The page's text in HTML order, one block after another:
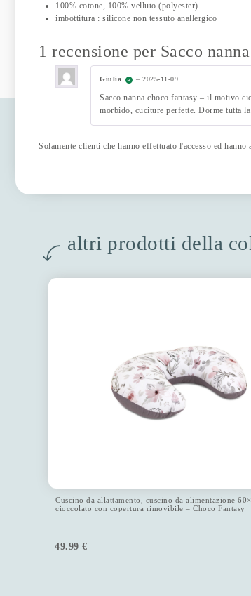
100% cotone, 100% velluto (polyester)
imbottitura : silicone non tessuto anallergico
1 recensione per Sacco
Giulia – 2025-11-09
Sacco nanna choco fantasy – il motivo
morbido, cuciture perfette. Dorme tutta
Solamente clienti che hanno effettuato l'accesso ed
altri prodotti della
Cuscino da allattamento, cuscino da alimentazione
cioccolato con copertura rimovibile – Choco Fantasy
49.99 €